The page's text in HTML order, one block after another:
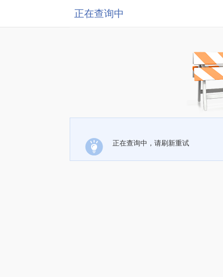
正在查询中
正在查询中，请刷新重试